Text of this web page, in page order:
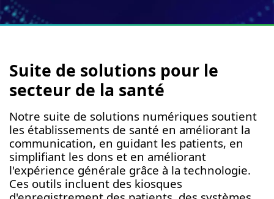
Suite de solutions pour le
secteur de la santé
Notre suite de solutions numériques soutient
les établissements de santé en améliorant la
communication, en guidant les patients, en
simplifiant les dons et en améliorant
l'expérience générale grâce à la technologie.
Ces outils incluent des kiosques